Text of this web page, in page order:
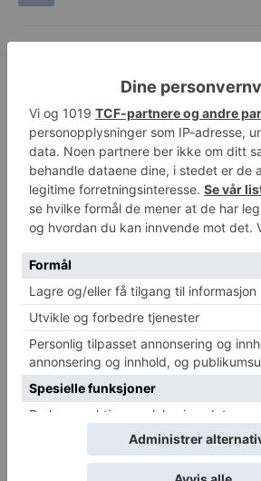
NTNU koronatest mottar
Forskningsrådets
innovasjonspris
hjelpe
Michael Breines
http://
RELATERTE ARTIKLER MER FRA